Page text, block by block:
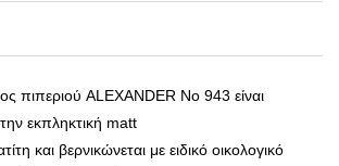
πιπεριού ALEXANDER Νο 943 είναι
εκπληκτική matt
και βερνικώνεται με ειδικό οικολογικό